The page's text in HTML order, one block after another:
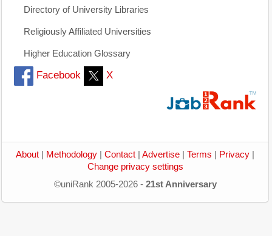
Directory of University Libraries
Religiously Affiliated Universities
Higher Education Glossary
Facebook X
About Methodology Contact Advertise Terms Privacy
Change privacy settings
©uniRank 2005-2026 - 21st Anniversary